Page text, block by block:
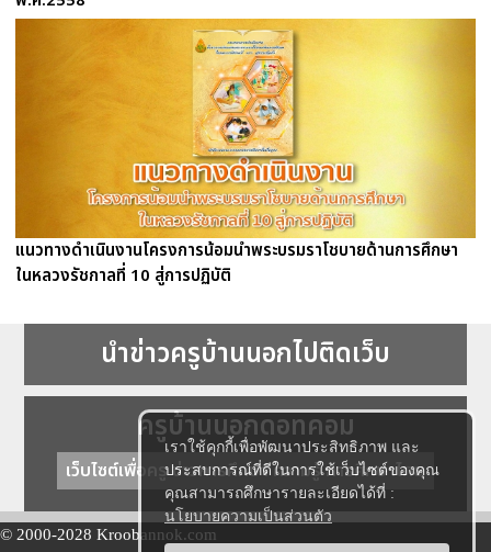
เราใช้คุกกี้เพื่อพัฒนาประสิทธิภาพ และ
ประสบการณ์ที่ดีในการใช้เว็บไซต์ของคุณ
คุณสามารถศึกษารายละเอียดได้ที่ :
นโยบายความเป็นส่วนตัว
แนวทางดำเนินงานโครงการน้อมนำพระบรมราโชบายด้านการศึกษา
ในหลวงรัชกาลที่ 10 สู่การปฏิบัติ
นำข่าวครูบ้านนอกไปติดเว็บ
ครูบ้านนอกดอทคอม
เว็บไซต์เพื่อครู ข่าวการศึกษา ความรู้ การศึกษาไทย
© 2000-2028 Kroobannok.com